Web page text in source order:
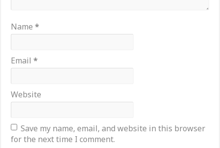
Name*
Email*
Website
Save my name, email, and website in this browser
for the next time I comment.